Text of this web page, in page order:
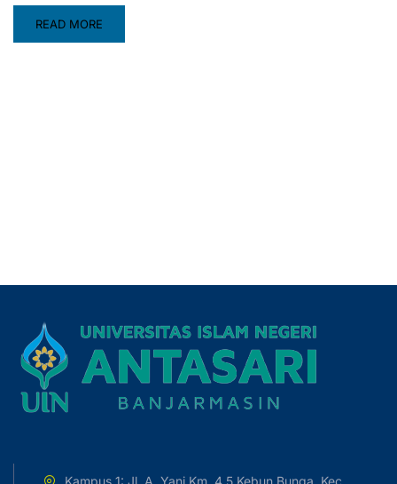
READ MORE
Kampus 1: Jl. A. Yani Km. 4,5 Kebun Bunga, Kec.